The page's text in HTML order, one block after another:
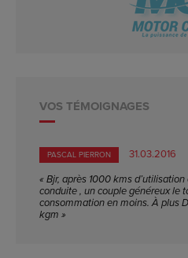
VOS TÉMOIGNAGES
PASCAL PIERRON
31.03.2016
« Bjr, après 1000 kms
conduite , un couple généreux le
consommation en moins. À plus
kgm »